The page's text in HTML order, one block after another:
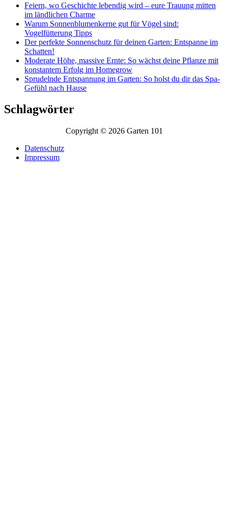
Feiern, wo Geschichte lebendig wird – eure Trauung mitten
im ländlichen Charme
Warum Sonnenblumenkerne gut für Vögel sind:
Vogelfütterung Tipps
Der perfekte Sonnenschutz für deinen Garten: Entspanne im
Schatten!
Moderate Höhe, massive Ernte: So wächst deine Pflanze mit
konstantem Erfolg im Homegrow
Sprudelnde Entspannung im Garten: So holst du dir das Spa-
Gefühl nach Hause
Schlagwörter
Copyright © 2026 Garten 101
Datenschutz
Impressum